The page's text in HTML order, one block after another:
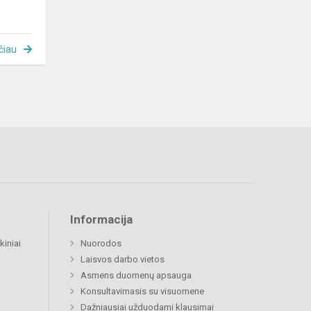
Informacija
Nuorodos
Laisvos darbo vietos
Asmens duomenų apsauga
Konsultavimasis su visuomene
Dažniausiai užduodami klausimai